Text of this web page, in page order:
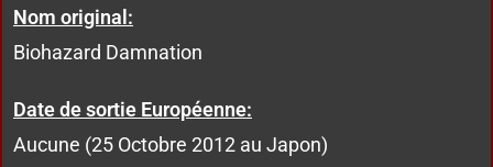
Nom original:
Biohazard Damnation
Date de sortie Européenne:
Aucune (25 Octobre 2012 au Japon)